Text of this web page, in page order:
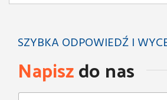
SZYBKA ODPOWIEDŹ I
Napiszdo nas